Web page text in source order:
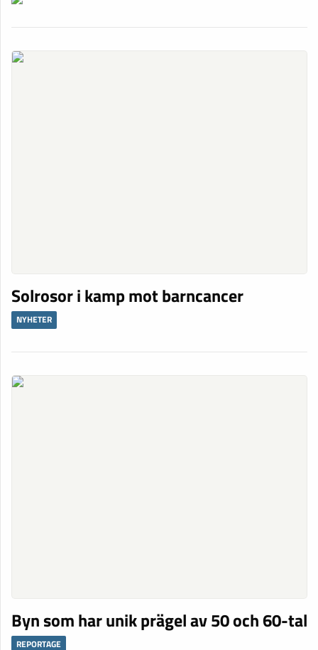
Solrosor i kamp mot barncancer
NYHETER
Byn som har unik prägel av 50 och 60-tal
REPORTAGE